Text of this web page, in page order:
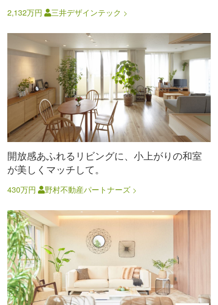
2,132万円 三井デザインテック
開放感あふれるリビングに、小上がりの和室
が美しくマッチして。
430万円 野村不動産パートナーズ